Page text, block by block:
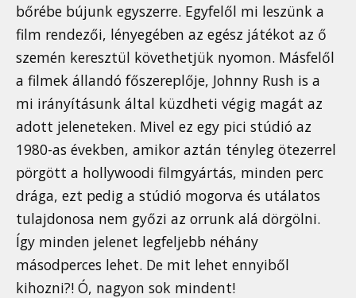
bőrébe bújunk egyszerre. Egyfelől mi leszünk a
film rendezői, lényegében az egész játékot az ő
szemén keresztül követhetjük nyomon. Másfelől
a filmek állandó főszereplője, Johnny Rush is a
mi irányításunk által küzdheti végig magát az
adott jeleneteken. Mivel ez egy pici stúdió az
1980-as években, amikor aztán tényleg ötezerrel
pörgött a hollywoodi filmgyártás, minden perc
drága, ezt pedig a stúdió mogorva és utálatos
tulajdonosa nem győzi az orrunk alá dörgölni.
Így minden jelenet legfeljebb néhány
másodperces lehet. De mit lehet ennyiből
kihozni?! Ó, nagyon sok mindent!